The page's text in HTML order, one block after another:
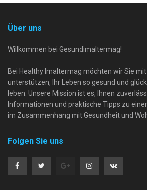
Über uns
Willkommen bei Gesundimaltermag!
Bei Healthy Imaltermag möchten wir Sie
unterstützen, Ihr Leben so gesund und
leben. Unsere Mission ist es, Ihnen
Informationen und praktische Tipps zu
im Zusammenhang mit Gesundheit und
Folgen Sie uns